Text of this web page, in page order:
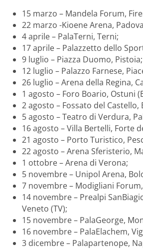
15 marzo – Mandela Forum,
22 marzo -Kioene Arena,
4 aprile – PalaTerni, Terni;
17 aprile – Palazzetto dello
9 luglio – Piazza Duomo, Pistoia;
12 luglio – Palazzo Farnese,
26 luglio – Arena della Regina,
1 agosto – Foro Boario, Ostuni
2 agosto – Fossato del Castello,
5 agosto – Teatro di Verdura,
16 agosto – Villa Bertelli, Forte
21 agosto – Porto Turistico,
22 agosto – Arena Sferisterio,
1 ottobre – Arena di Verona;
5 novembre – Unipol Arena,
7 novembre – Modigliani
14 novembre – Prealpi
Veneto (TV);
15 novembre – PalaGeorge,
16 novembre – PalaElachem,
3 dicembre – Palapartenope,